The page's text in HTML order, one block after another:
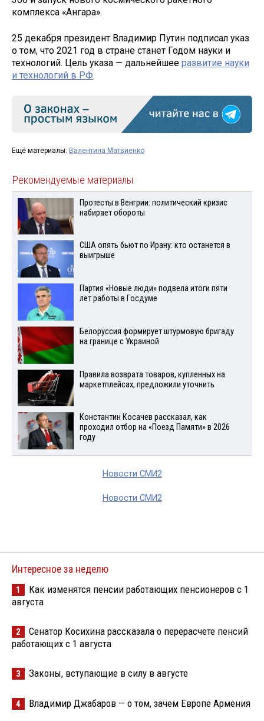
комплекса «Ангара».
25 декабря президент Владимир Путин подписал указ
о том, что 2021 год в стране станет Годом науки и
технологий. Цель указа — дальнейшее развитие науки
и технологий в РФ.
Ещё материалы: Валентина Матвиенко
Рекомендуемые материалы
Протесты в Венгрии: политический кризис
набирает обороты
США опять бьют по Ирану: кто останется в
выигрыше
Партия «Новые люди» подвела итоги пяти
лет работы в Госдуме
Белоруссия формирует штурмовую бригаду
на границе с Украиной
Правила возврата товаров, купленных на
маркетплейсах, предложили уточнить
Константин Косачев рассказал, как
проходил отбор на «Поезд Памяти» в 2026
году
Новости СМИ2
Новости СМИ2
Интересное за неделю
1
Как изменятся пенсии работающих пенсионеров с 1
августа
2
Сенатор Косихина рассказала о перерасчете пенсий
работающих с 1 августа
3 Законы, вступающие в силу в августе
4 Владимир Джабаров — о том, зачем Европе Армения